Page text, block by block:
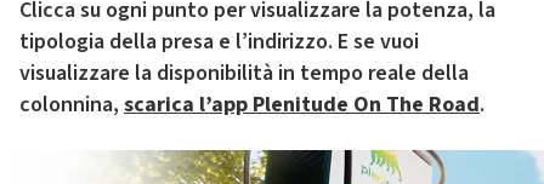
Clicca su ogni punto per visualizzare la potenza, la
tipologia della presa e l’indirizzo. E se vuoi
visualizzare la disponibilità in tempo reale della
colonnina, scarica l’app Plenitude On The Road.